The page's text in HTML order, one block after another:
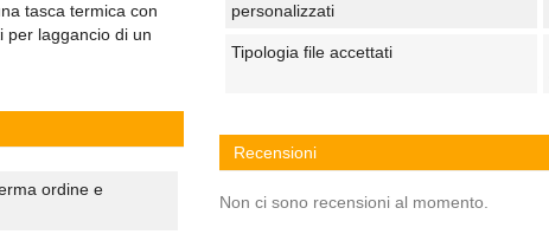
tasca termica con
per laggancio di un
ordine e
personalizzati
Tipologia file accettati
Recensioni
Non ci sono recensioni al momento.